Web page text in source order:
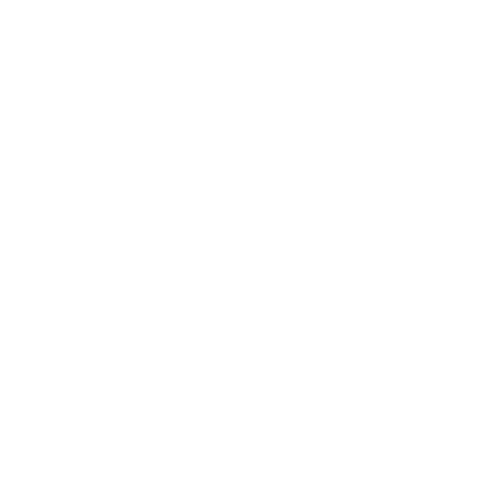
LNZ 027 RETO (SULPAR)
11 GRANDE
RASPA STAR 8
STAR 6 – 1/2″